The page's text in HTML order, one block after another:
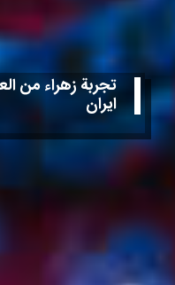
تجربة زهراء من
ايران